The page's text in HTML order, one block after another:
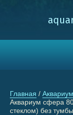
Главная /
Аквариум сфера
стеклом) без